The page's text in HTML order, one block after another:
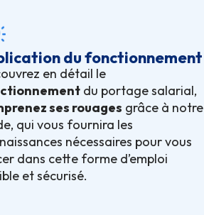
du fonctionnement
en détail le
du portage salarial,
ses rouages grâce à notre
qui vous fournira les
nécessaires pour vous
dans cette forme d’emploi
et sécurisé.